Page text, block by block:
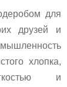
для
друзей и
хлопка,
и